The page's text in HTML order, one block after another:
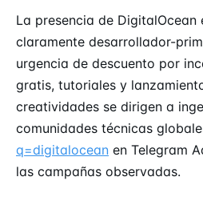
La presencia de DigitalOcean
claramente desarrollador-
urgencia de descuento por
gratis, tutoriales y
creatividades se dirigen a
comunidades técnicas
q=digitalocean en Telegram
las campañas observadas.